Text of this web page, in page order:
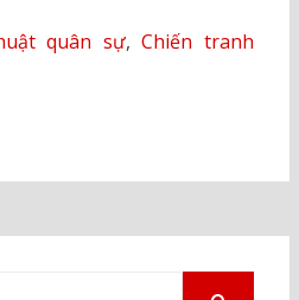
quân sự,Chiến tranh